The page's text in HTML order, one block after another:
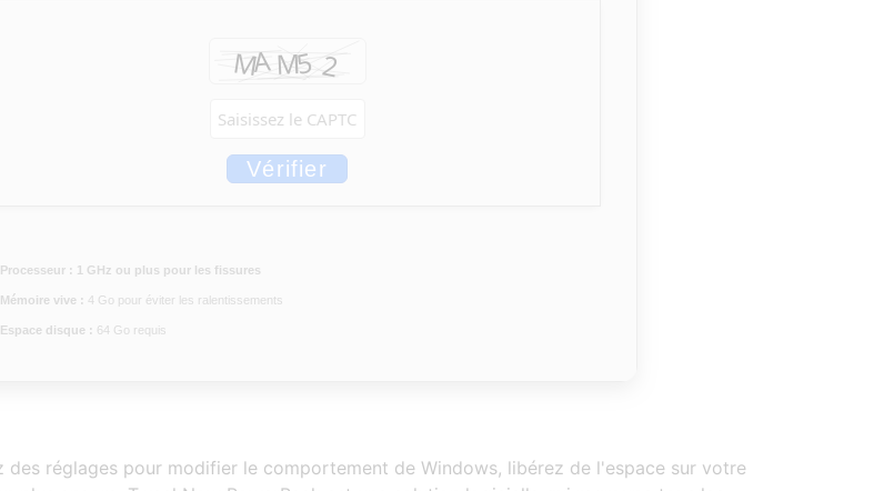
Vérifier
Processeur : 1 GHz ou plus pour les fissures
Mémoire vive : 4 Go pour éviter les ralentissements
Espace disque : 64 Go requis
réglages pour modifier le comportement de Windows, libérez de l'espace sur votre